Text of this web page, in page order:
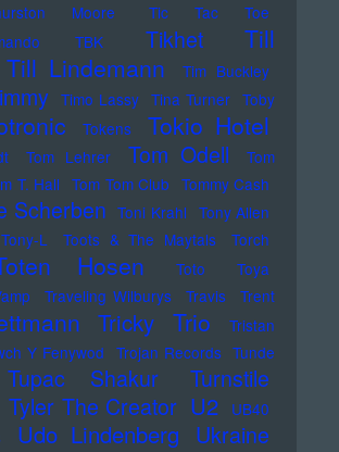
Moore
Tic Tac Toe
TBK
Tikhet
Till
Till Lindemann
Tim Buckley
Timo Lassy Tina Turner Toby
Tokens Tokio Hotel
Tom Lehrer Tom Odell
Tom
T. Hall Tom Tom Club Tommy Cash
Scherben Toni Krahl Tony Allen
Tony-L Toots & The Maytals
Torch
Hosen Toto
Toya
Traveling Wilburys Travis
Trent
Tricky Trio
Tristan
Y Fenywod Trojan Records Tunde
Tupac Shakur Turnstile
Tyler The Creator U2
UB40
Udo Lindenberg Ukraine